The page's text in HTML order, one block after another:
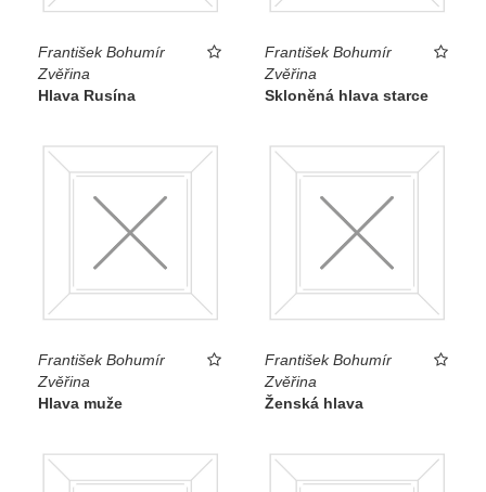
František Bohumír
Zvěřina
Hlava Rusína
František Bohumír
Zvěřina
Skloněná hlava starce
František Bohumír
Zvěřina
Hlava muže
František Bohumír
Zvěřina
Ženská hlava